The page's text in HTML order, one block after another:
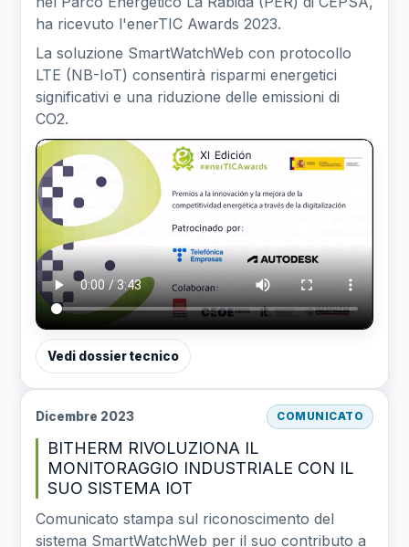
ha ricevuto l'enerTIC Awards 2023.
La soluzione SmartWatchWeb con protocollo
LTE (NB-IoT) consentirà risparmi energetici
significativi e una riduzione delle emissioni di
CO2.
Vedi dossier tecnico
Dicembre 2023 COMUNICATO
BITHERM RIVOLUZIONA IL
MONITORAGGIO INDUSTRIALE CON IL
SUO SISTEMA IOT
Comunicato stampa sul riconoscimento del
sistema SmartWatchWeb per il suo contributo a